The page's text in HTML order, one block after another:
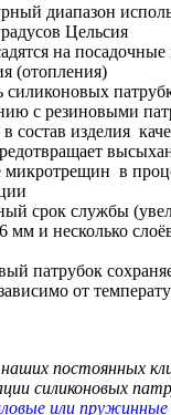
диапазон
Цельсия
на посадочные
(отопления)
силиконовых
с резиновыми
состав изделия
микротрещин в
срок службы
мм и несколько
патрубок
от
постоянных
силиконовых
или